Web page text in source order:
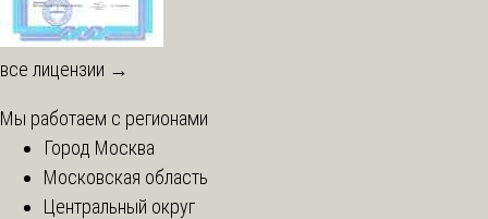
все лицензии →
Мы работаем с регионами
Город Москва
Московская область
Центральный округ